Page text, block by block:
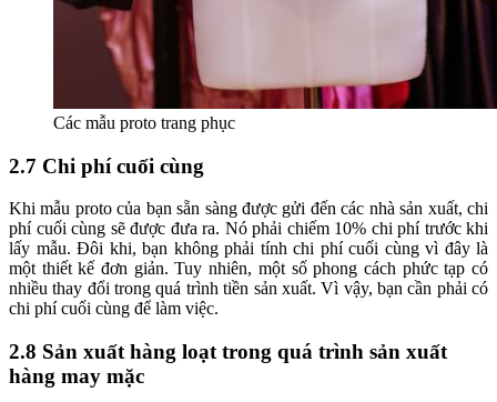
Các mẫu proto trang phục
2.7 Chi phí cuối cùng
Khi mẫu proto của bạn sẵn sàng được gửi đến các nhà sản xuất, chi
phí cuối cùng sẽ được đưa ra. Nó phải chiếm 10% chi phí trước khi
lấy mẫu. Đôi khi, bạn không phải tính chi phí cuối cùng vì đây là
một thiết kế đơn giản. Tuy nhiên, một số phong cách phức tạp có
nhiều thay đổi trong quá trình tiền sản xuất. Vì vậy, bạn cần phải có
chi phí cuối cùng để làm việc.
2.8 Sản xuất hàng loạt trong quá trình sản xuất
hàng may mặc